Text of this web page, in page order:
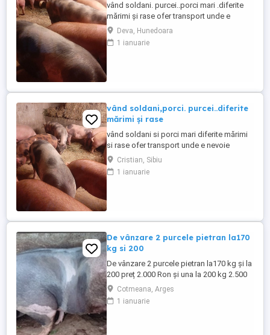
vând soldani. purcei..porci mari .diferite
mărimi și rase ofer transport unde e
nevoie.Deva, Hunedoara
1 ianuarie
vând soldani,porci. purcei..diferite
mărimi și rase
vând soldani si porci mari diferite mărimi
si rase ofer transport unde e nevoie
Cristian, Sibiu
1 ianuarie
De vânzare 2 purcele pietran la170
kg si 200
De vânzare 2 purcele pietran la170 kg și la
200 preț 2.000 Ron și una la 200 kg 2.500
Ron din montă artificială
Cotmeana, Arges
1 ianuarie